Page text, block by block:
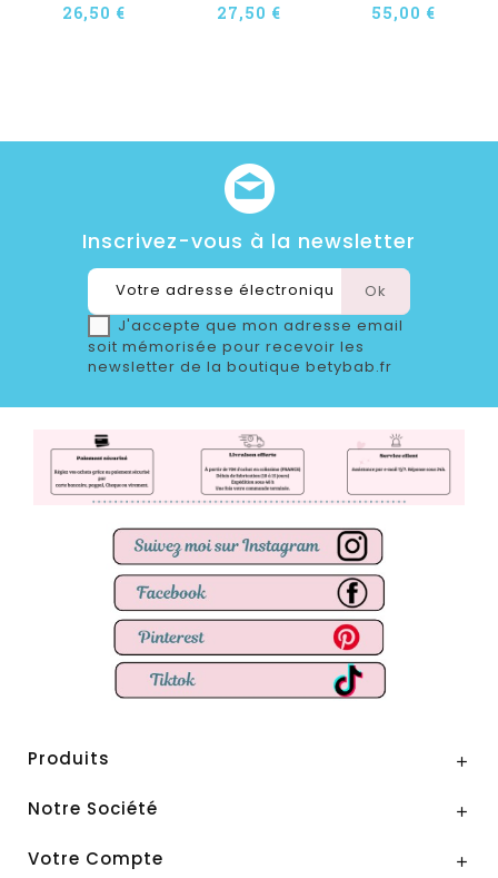
26,50 € 27,50 € 55,00 €
Inscrivez-vous à la newsletter
J'accepte que mon adresse email
soit mémorisée pour recevoir les
newsletter de la boutique betybab.fr
Produits 
Notre Société 
Votre Compte 